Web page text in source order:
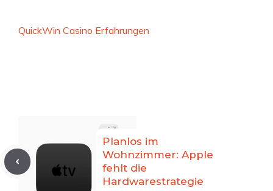
QuickWin Casino Erfahrungen
Planlos im
Wohnzimmer: Apple
fehlt die
Hardwarestrategie